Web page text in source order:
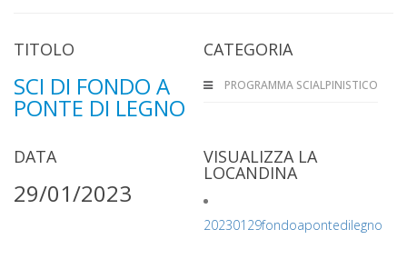
TITOLO
SCI DI FONDO A
PONTE DI LEGNO
CATEGORIA
PROGRAMMA SCIALPINISTICO
DATA
29/01/2023
VISUALIZZA LA
LOCANDINA
20230129fondoapontedilegno